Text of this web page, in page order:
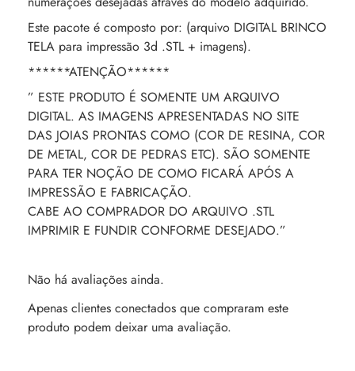
Este pacote é composto por: (arquivo DIGITAL BRINCO
TELA para impressão 3d .STL + imagens).
******ATENÇÃO******
” ESTE PRODUTO É SOMENTE UM ARQUIVO
DIGITAL. AS IMAGENS APRESENTADAS NO SITE
DAS JOIAS PRONTAS COMO (COR DE RESINA, COR
DE METAL, COR DE PEDRAS ETC). SÃO SOMENTE
PARA TER NOÇÃO DE COMO FICARÁ APÓS A
IMPRESSÃO E FABRICAÇÃO.
CABE AO COMPRADOR DO ARQUIVO .STL
IMPRIMIR E FUNDIR CONFORME DESEJADO.”
Não há avaliações ainda.
Apenas clientes conectados que compraram este
produto podem deixar uma avaliação.